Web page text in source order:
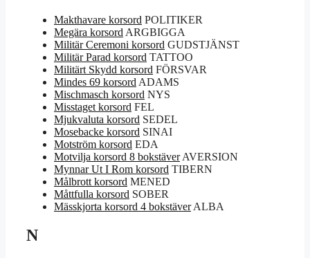
Makthavare korsord POLITIKER
Megära korsord ARGBIGGA
Militär Ceremoni korsord GUDSTJÄNST
Militär Parad korsord TATTOO
Militärt Skydd korsord FÖRSVAR
Mindes 69 korsord ADAMS
Mischmasch korsord NYS
Misstaget korsord FEL
Mjukvaluta korsord SEDEL
Mosebacke korsord SINAI
Motström korsord EDA
Motvilja korsord 8 bokstäver AVERSION
Mynnar Ut I Rom korsord TIBERN
Målbrott korsord MENED
Måttfulla korsord SOBER
Mässkjorta korsord 4 bokstäver ALBA
N